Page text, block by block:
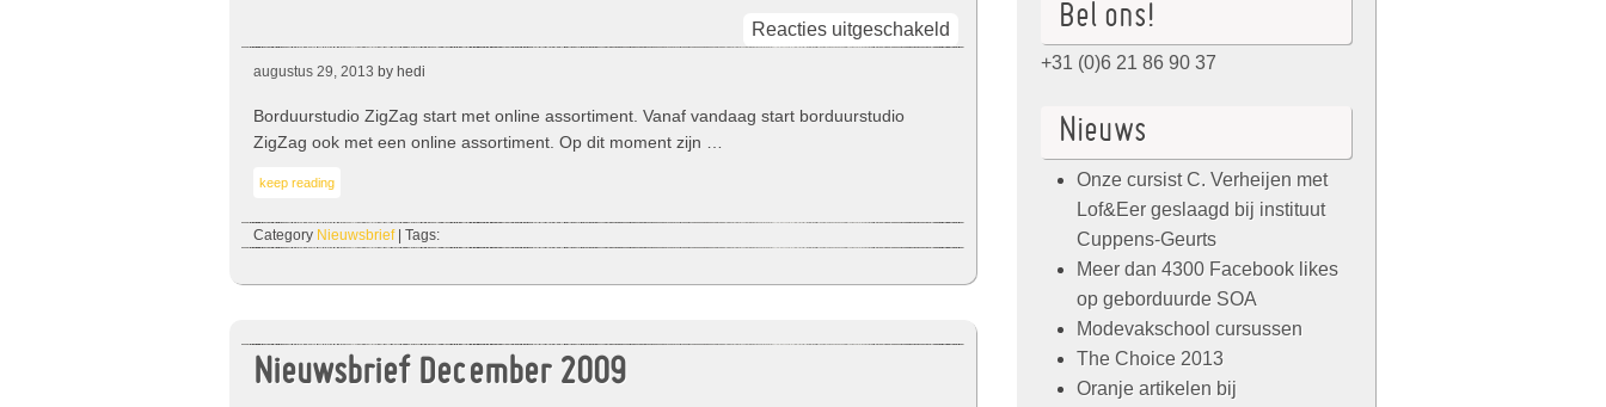
Reacties uitgeschakeld
Nieuwsbrief
borduurstudio
augustus 29, 2013 by hedi
Borduurstudio ZigZag start met online assortiment. Vanaf vandaag start borduurstudio
ZigZag ook met een online assortiment. Op dit moment zijn …
keep reading
Category Nieuwsbrief| Tags:
Nieuwsbrief December 2009
Bel ons!
+31 (0)6 21 86 90 37
Nieuws
Onze cursist C. Verheijen met
Lof&Eer geslaagd bij instituut
Cuppens-Geurts
Meer dan 4300 Facebook likes
op geborduurde SOA
Modevakschool cursussen
The Choice 2013
Oranje artikelen bij